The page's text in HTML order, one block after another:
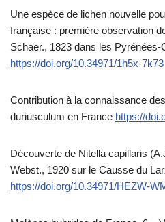
Une espèce de lichen nouvelle
française : première observation
Schaer., 1823 dans les Pyrénées-
https://doi.org/10.34971/1h5x-7k73
Contribution à la connaissance
duriusculum en France https://
Découverte de Nitella capillaris
Webst., 1920 sur le Causse du
https://doi.org/10.34971/HEZW-